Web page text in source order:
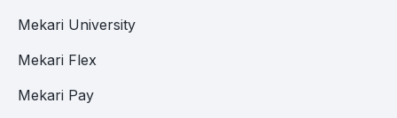
Mekari University
Mekari Flex
Mekari Pay